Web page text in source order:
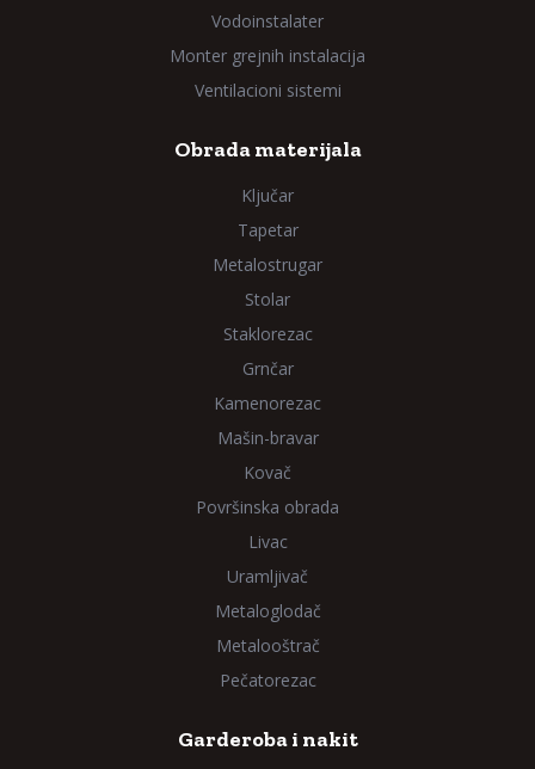
Vodoinstalater
Monter grejnih instalacija
Ventilacioni sistemi
Obrada materijala
Ključar
Tapetar
Metalostrugar
Stolar
Staklorezac
Grnčar
Kamenorezac
Mašin-bravar
Kovač
Površinska obrada
Livac
Uramljivač
Metaloglodač
Metalooštrač
Pečatorezac
Garderoba i nakit